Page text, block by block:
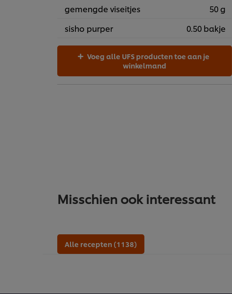
gemengde viseitjes
50 g
sisho purper
0.50 bakje
winkelmand
Misschien ook interessant
Alle recepten (1138)